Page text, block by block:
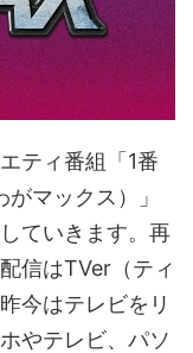
ティ番組「1番
マックス）」
ていきます。再
信はTVer（ティ
今はテレビをリ
やテレビ、パソ